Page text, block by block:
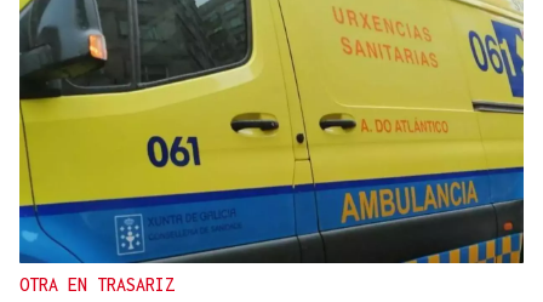
OTRA EN TRASARIZ